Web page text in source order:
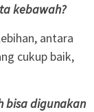
kebawah?
antara
cukup baik,
bisa digunakan